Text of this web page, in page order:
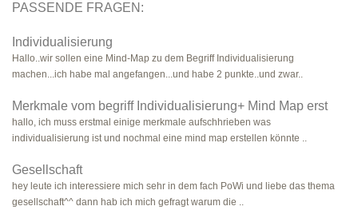
PASSENDE FRAGEN:
Individualisierung
Hallo..wir sollen eine Mind-Map zu dem Begriff Individualisierung
machen...ich habe mal angefangen...und habe 2 punkte..und zwar..
Merkmale vom begriff Individualisierung+ Mind Map erst
hallo, ich muss erstmal einige merkmale aufschhrieben was
individualisierung ist und nochmal eine mind map erstellen könnte ..
Gesellschaft
hey leute ich interessiere mich sehr in dem fach PoWi und liebe das thema
gesellschaft^^ dann hab ich mich gefragt warum die ..